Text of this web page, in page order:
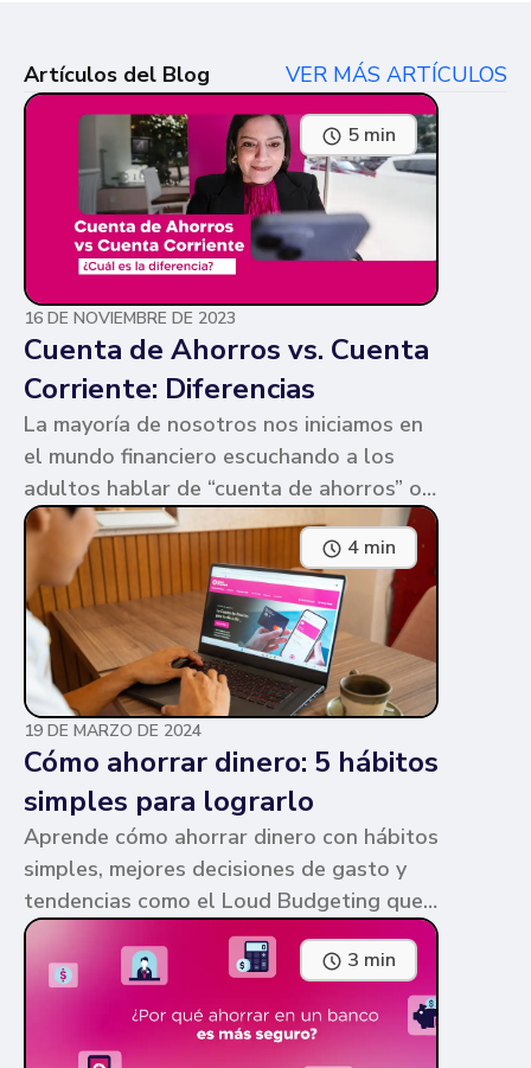
Artículos del Blog VER MÁS ARTÍCULOS
5 min
16 DE NOVIEMBRE DE 2023
Cuenta de Ahorros vs. Cuenta
Corriente: Diferencias
La mayoría de nosotros nos iniciamos en
el mundo financiero escuchando a los
adultos hablar de “cuenta de ahorros” o
“cuenta corriente”. Ambas cuentas
parecen similares y puede ser confuso,
pero te contamos en qué consiste cada
una y sus diferencias.
4 min
19 DE MARZO DE 2024
Cómo ahorrar dinero: 5 hábitos
simples para lograrlo
Aprende cómo ahorrar dinero con hábitos
simples, mejores decisiones de gasto y
tendencias como el Loud Budgeting que
pueden ayudarte a cumplir tus metas.
3 min